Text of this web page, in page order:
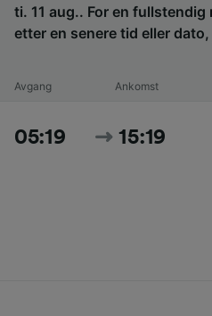
ti. 11 aug.. For en
etter en senere tid eller dato,
Avgang Ankomst
05:19 15:19